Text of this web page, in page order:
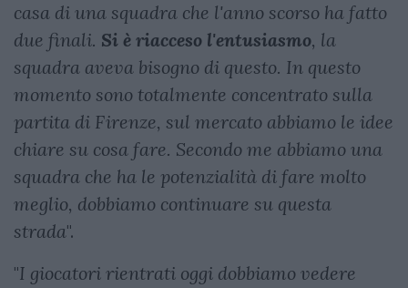
casa di una squadra che l'anno scorso ha fatto
due finali. Si è riacceso l'entusiasmo, la
squadra aveva bisogno di questo. In questo
momento sono totalmente concentrato sulla
partita di Firenze, sul mercato abbiamo le idee
chiare su cosa fare. Secondo me abbiamo una
squadra che ha le potenzialità di fare molto
meglio, dobbiamo continuare su questa
strada".
"I giocatori rientrati oggi dobbiamo vedere